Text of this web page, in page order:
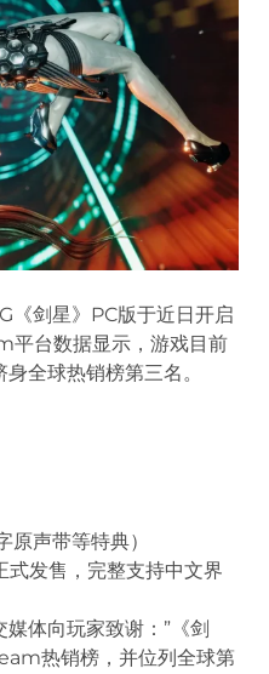
剑星》PC版于近日开启
平台数据显示，游戏目前
全球热销榜第三名。
声带等特典）
式发售，完整支持中文界
体向玩家致谢：”《剑
热销榜，并位列全球第